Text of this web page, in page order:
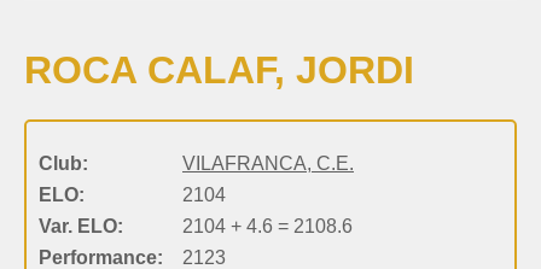
ROCA CALAF, JORDI
Club:
VILAFRANCA, C.E.
ELO:
2104
Var. ELO:
2104 + 4.6 = 2108.6
Performance:
2123